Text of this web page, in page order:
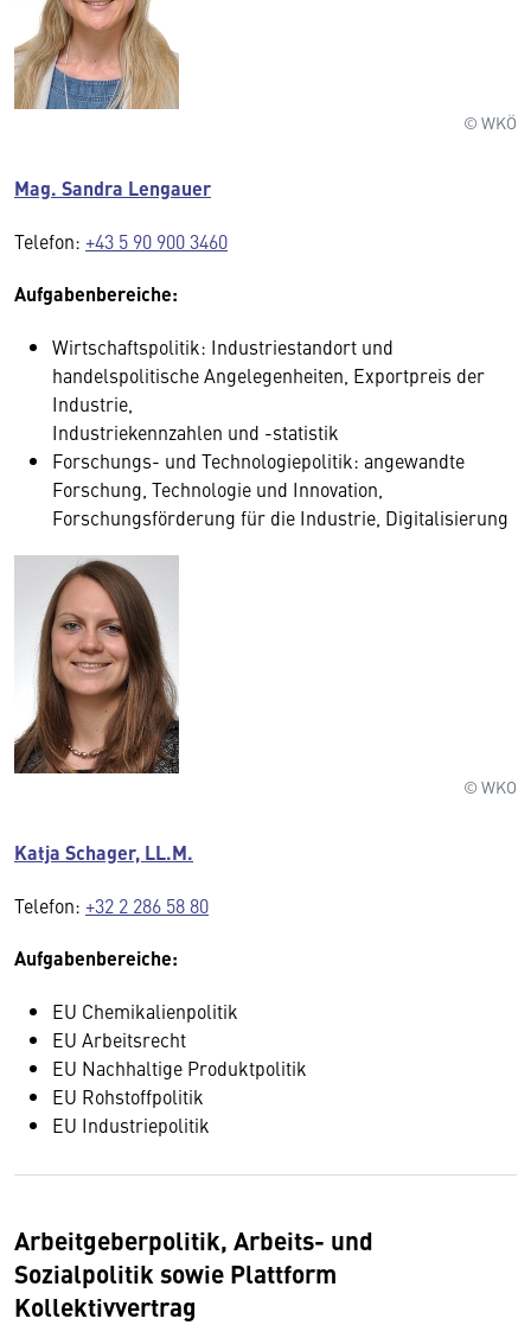
© WKÖ
Mag. Sandra Lengauer
Telefon: +43 5 90 900 3460
Aufgabenbereiche:
Wirtschaftspolitik: Industriestandort und
handelspolitische Angelegenheiten, Exportpreis der
Industrie,
Industriekennzahlen und -statistik
Forschungs- und Technologiepolitik: angewandte
Forschung, Technologie und Innovation,
Forschungsförderung für die Industrie, Digitalisierung
© WKO
Katja Schager, LL.M.
Telefon: +32 2 286 58 80
Aufgabenbereiche:
EU Chemikalienpolitik
EU Arbeitsrecht
EU Nachhaltige Produktpolitik
EU Rohstoffpolitik
EU Industriepolitik
Arbeitgeberpolitik, Arbeits- und
Sozialpolitik sowie Plattform
Kollektivvertrag